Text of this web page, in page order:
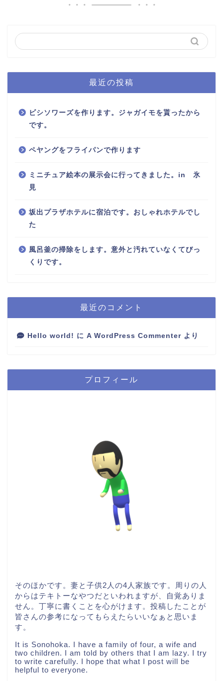
最近の投稿
ビシソワーズを作ります。ジャガイモを貰ったから
です。
ペヤングをフライパンで作ります
ミニチュア絵本の展示会に行ってきました。in 氷
見
坂出プラザホテルに宿泊です。おしゃれホテルでし
た
風呂釜の掃除をします。意外と汚れていなくてびっ
くりです。
最近のコメント
Hello world! に A WordPress Commenter より
プロフィール
そのほかです。妻と子供2人の4人家族です。周りの人
からはテキトーなやつだといわれますが、自覚ありま
せん。丁寧に書くことを心がけます。投稿したことが
皆さんの参考になってもらえたらいいなぁと思いま
す。
It is Sonohoka. I have a family of four, a wife and
two children. I am told by others that I am lazy. I try
to write carefully. I hope that what I post will be
helpful to everyone.